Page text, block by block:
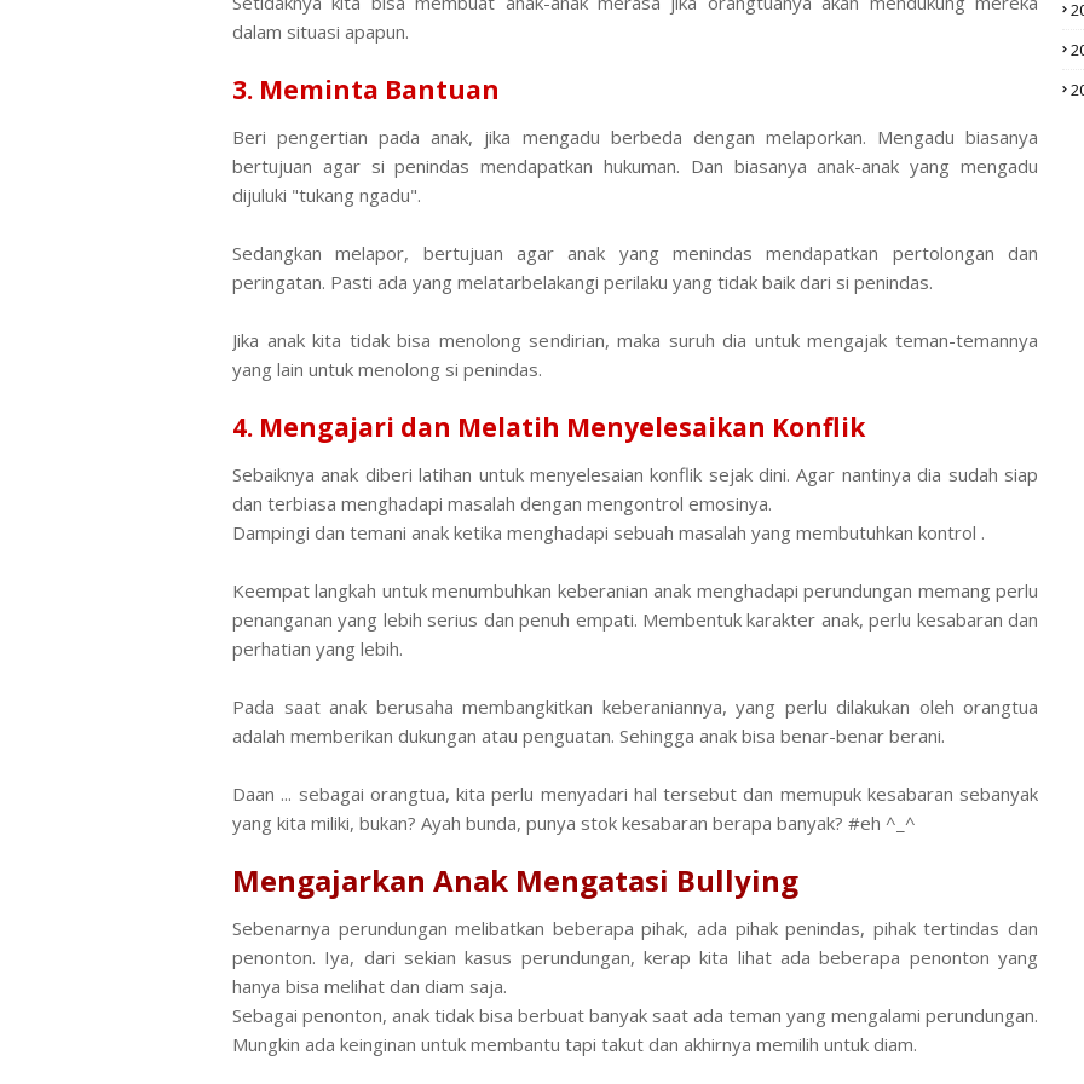
dalam situasi apapun.
3. Meminta Bantuan
Beri pengertian pada anak, jika mengadu berbeda dengan melaporkan. Mengadu biasanya
bertujuan agar si penindas mendapatkan hukuman. Dan biasanya anak-anak yang mengadu
dijuluki "tukang ngadu".
Sedangkan melapor, bertujuan agar anak yang menindas mendapatkan pertolongan dan
peringatan. Pasti ada yang melatarbelakangi perilaku yang tidak baik dari si penindas.
Jika anak kita tidak bisa menolong sendirian, maka suruh dia untuk mengajak teman-temannya
yang lain untuk menolong si penindas.
4. Mengajari dan Melatih Menyelesaikan Konflik
Sebaiknya anak diberi latihan untuk menyelesaian konflik sejak dini. Agar nantinya dia sudah siap
dan terbiasa menghadapi masalah dengan mengontrol emosinya.
Dampingi dan temani anak ketika menghadapi sebuah masalah yang membutuhkan kontrol .
Keempat langkah untuk menumbuhkan keberanian anak menghadapi perundungan memang perlu
penanganan yang lebih serius dan penuh empati. Membentuk karakter anak, perlu kesabaran dan
perhatian yang lebih.
Pada saat anak berusaha membangkitkan keberaniannya, yang perlu dilakukan oleh orangtua
adalah memberikan dukungan atau penguatan. Sehingga anak bisa benar-benar berani.
Daan ... sebagai orangtua, kita perlu menyadari hal tersebut dan memupuk kesabaran sebanyak
yang kita miliki, bukan? Ayah bunda, punya stok kesabaran berapa banyak? #eh ^_^
Mengajarkan Anak Mengatasi Bullying
Sebenarnya perundungan melibatkan beberapa pihak, ada pihak penindas, pihak tertindas dan
penonton. Iya, dari sekian kasus perundungan, kerap kita lihat ada beberapa penonton yang
hanya bisa melihat dan diam saja.
Sebagai penonton, anak tidak bisa berbuat banyak saat ada teman yang mengalami perundungan.
Mungkin ada keinginan untuk membantu tapi takut dan akhirnya memilih untuk diam.